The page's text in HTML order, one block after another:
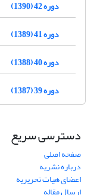
دوره 42 (1390)
دوره 41 (1389)
دوره 40 (1388)
دوره 39 (1387)
دسترسی سریع
صفحه اصلی
درباره نشریه
اعضای هیات تحریریه
ارسال مقاله